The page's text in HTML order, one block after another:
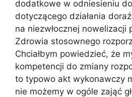
dodatkowe w odniesieniu
dotyczącego działania
na niezwłocznej nowelizacji
Zdrowia stosownego
Chciałbym powiedzieć, że
kompetencji do zmiany
to typowo akt wykonawczy
nie możemy w ogóle zająć